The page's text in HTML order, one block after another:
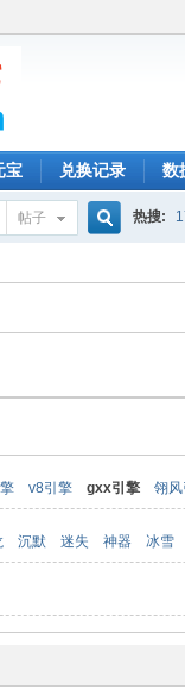
宝 兑换记录 数
帖子 热搜:
v8引擎 gxx引擎 翎
沉默 迷失 神器 冰雪